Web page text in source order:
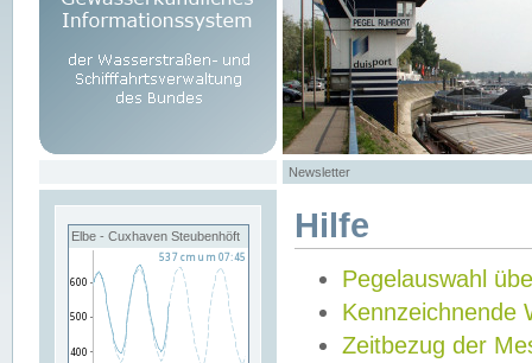
Newsletter
Elbe - Cuxhaven Steubenhöft Hilfe
Pegelauswahl
Kennzeichnende
Zeitbezug der